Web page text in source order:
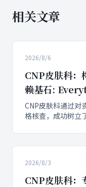
相关文章
2026/8/6
CNP皮肤科：
赖基石:
CNP皮肤科通过对
格核查，成功树立
构，CNP皮肤科所
无菌环境下进行，
医美安全和正...
2026/8/3
CNP皮肤科：